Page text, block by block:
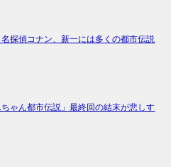
探偵コナン、新一には多くの都市伝説
ちゃん都市伝説」最終回の結末が悲しす